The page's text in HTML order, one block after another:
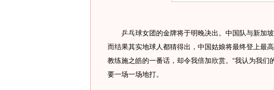
乒乓球女团的金牌将于明晚决出。中国队与新加坡
而结果其实地球人都猜得出，中国姑娘将最终登上最
教练施之皓的一番话，却令我倍加欣赏。“我认为我们
要一场一场地打。